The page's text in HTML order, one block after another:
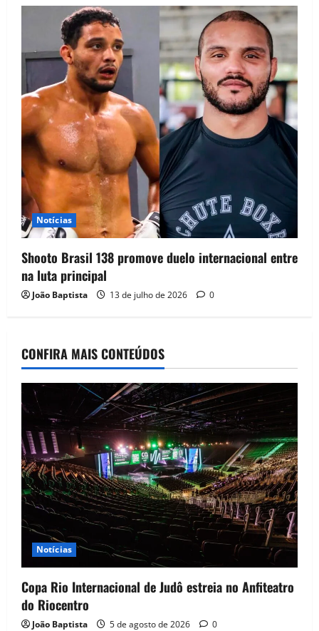
Notícias
Shooto Brasil 138 promove duelo internacional entre
na luta principal
João Baptista 13 de julho de 2026 0
CONFIRA MAIS CONTEÚDOS
Notícias
Copa Rio Internacional de Judô estreia no Anfiteatro
do Riocentro
João Baptista 5 de agosto de 2026 0